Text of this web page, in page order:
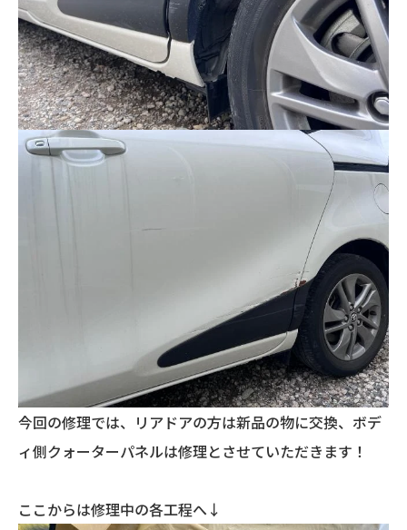
今回の修理では、リアドアの方は新品の物に交換、ボデ
ィ側クォーターパネルは修理とさせていただきます！
ここからは修理中の各工程へ↓